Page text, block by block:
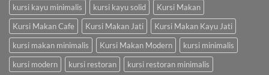
kursi kayu minimalis
kursi kayu solid
Kursi Makan
Kursi Makan Cafe
Kursi Makan Jati
Kursi Makan Kayu Jati
kursi makan minimalis
Kursi Makan Modern
kursi minimalis
kursi modern
kursi restoran kursi restoran minimalis